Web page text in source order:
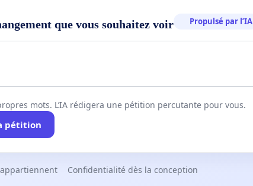
que vous souhaitez voir Propulsé par l’IA
mots. L’IA rédigera une pétition percutante pour vous.
pétition
Confidentialité dès la conception